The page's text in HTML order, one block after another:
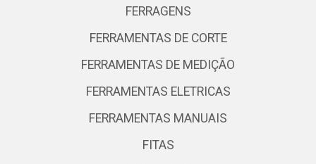
FERRAGENS
FERRAMENTAS DE CORTE
FERRAMENTAS DE MEDIÇÃO
FERRAMENTAS ELETRICAS
FERRAMENTAS MANUAIS
FITAS